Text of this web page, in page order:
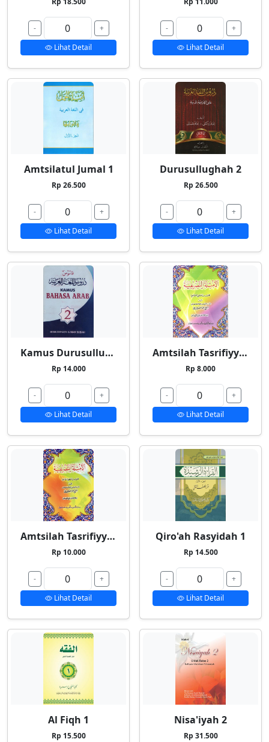
-
+
Lihat Detail
-
+
Lihat Detail
Amtsilatul Jumal 1
Rp 26.500
-
+
Lihat Detail
Durusullughah 2
Rp 26.500
-
+
Lihat Detail
Kamus Durusullughah 2
Rp 14.000
-
+
Lihat Detail
Amtsilah Tasrifiyyah Kecil
Rp 8.000
-
+
Lihat Detail
Amtsilah Tasrifiyyah Besar
Rp 10.000
-
+
Lihat Detail
Qiro'ah Rasyidah 1
Rp 14.500
-
+
Lihat Detail
Al Fiqh 1
Rp 15.500
Nisa'iyah 2
Rp 31.500